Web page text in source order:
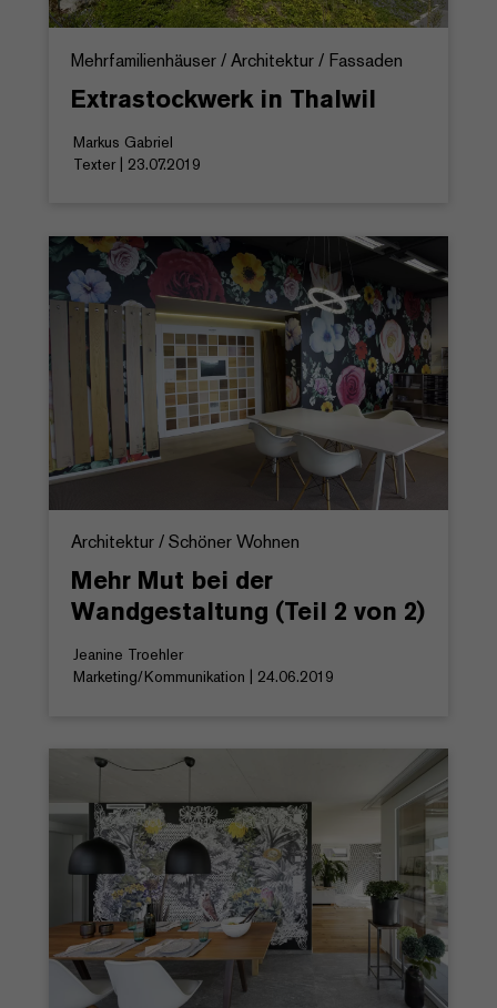
Mehrfamilienhäuser / Architektur / Fassaden
Extrastockwerk in Thalwil
Markus Gabriel
Texter | 23.07.2019
Architektur / Schöner Wohnen
Mehr Mut bei der
Wandgestaltung (Teil 2 von 2)
Jeanine Troehler
Marketing/Kommunikation | 24.06.2019